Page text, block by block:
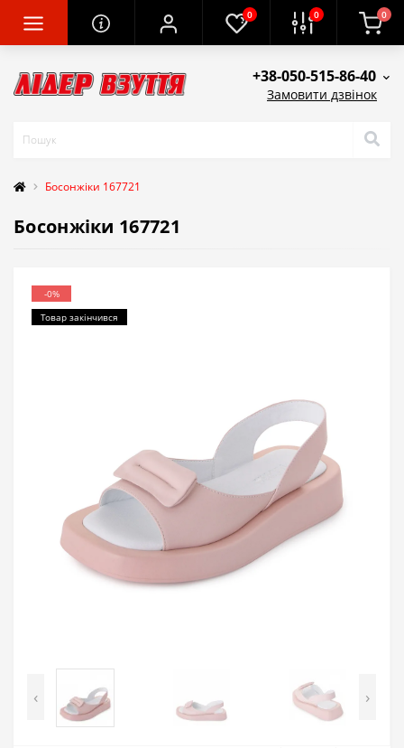
0 0 0
+38-050-515-86-40
Замовити дзвінок
Босонжіки 167721
Босонжіки 167721
-0%
Товар закінчився
‹ ›